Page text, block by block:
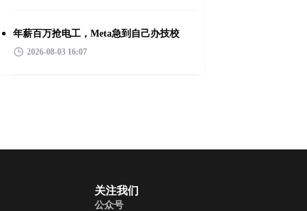
年薪百万抢电工，Meta急到自己办技校
2026-08-03 16:07
关注我们
公众号